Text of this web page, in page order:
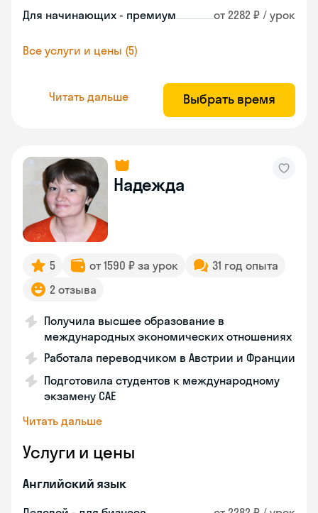
Для начинающих - премиум от 2282 ₽ / урок
Все услуги и цены (5)
Читать дальше Выбрать время
Надежда
5 от 1590 ₽ за урок
31 год опыта
2 отзыва
Получила высшее образование в
международных экономических отношениях
Работала переводчиком в Австрии и Франции
Подготовила студентов к международному
экзамену CAE
Читать дальше
Услуги и цены
Английский язык